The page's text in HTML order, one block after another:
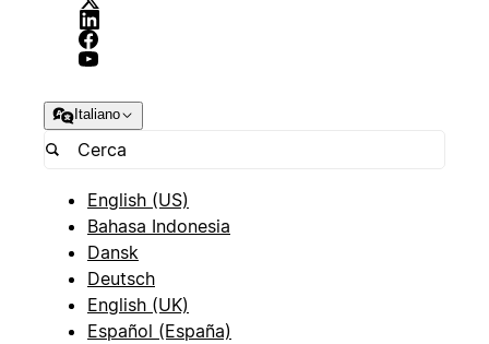
Italiano
English (US)
Bahasa Indonesia
Dansk
Deutsch
English (UK)
Español (España)